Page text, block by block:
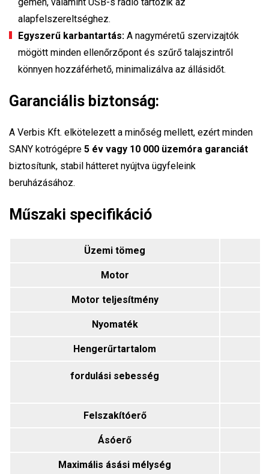
alapfelszereltséghez.
Egyszerű karbantartás: A nagyméretű szervizajtók
mögött minden ellenőrzőpont és szűrő talajszintről
könnyen hozzáférhető, minimalizálva az állásidőt.
Garanciális biztonság:
A Verbis Kft. elkötelezett a minőség mellett, ezért minden
SANY kotrógépre 5 év vagy 10 000 üzemóra garanciát
biztosítunk, stabil hátteret nyújtva ügyfeleink
beruházásához.
Műszaki specifikáció
Üzemi tömeg
Motor
Motor teljesítmény
Nyomaték
Hengerűrtartalom
fordulási sebesség
Felszakítóerő
Ásóerő
Maximális ásási mélység